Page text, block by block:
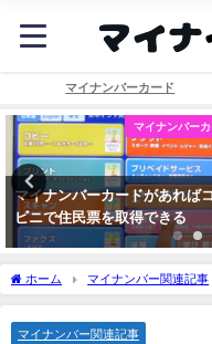
マイナンバーカード
マイナンバーカ
マイナンバーカードがあれば
ビニで住民票を取得できる
ホーム マイナンバー関連記事
種」を2021年10月29日（金）から開
マイナンバー関連記事